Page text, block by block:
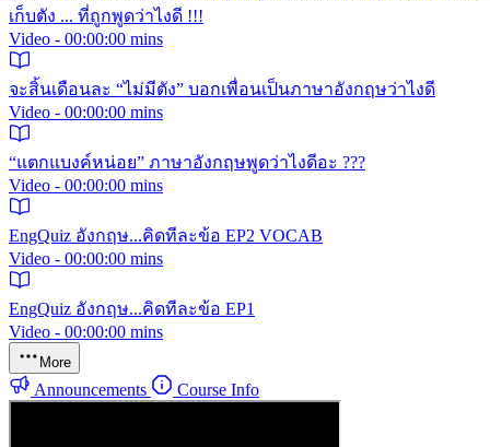
เก็บตัง ... ที่ถูกพูดว่าไงดี !!!
Video - 00:00:00 mins
จะสิ้นเดือนละ “ไม่มีตัง” บอกเพื่อนเป็นภาษาอังกฤษว่าไงดี
Video - 00:00:00 mins
“แตกแบงค์หน่อย” ภาษาอังกฤษพูดว่าไงดีอะ ???
Video - 00:00:00 mins
EngQuiz อังกฤษ...คิดทีละข้อ EP2 VOCAB
Video - 00:00:00 mins
EngQuiz อังกฤษ...คิดทีละข้อ EP1
Video - 00:00:00 mins
More
Announcements Course Info